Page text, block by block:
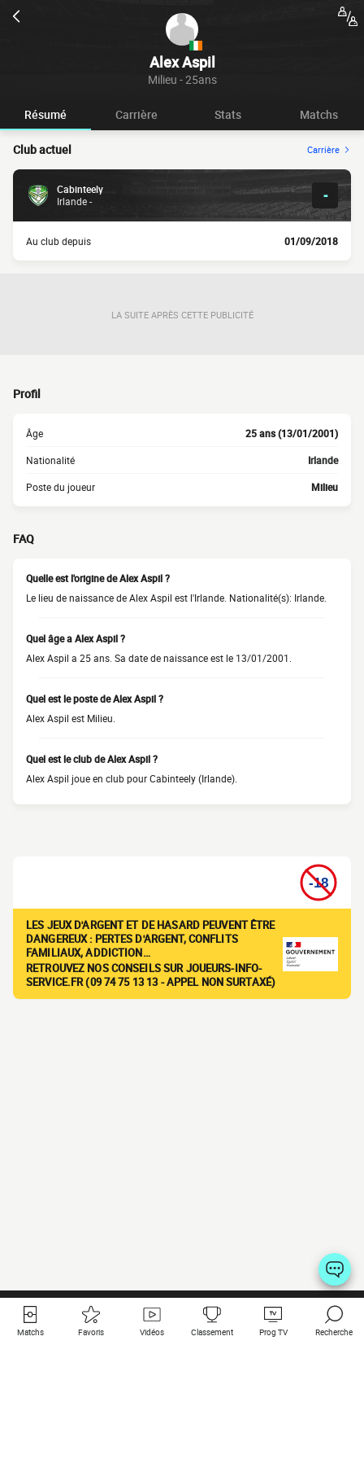
Alex Aspil
Milieu - 25ans
Résumé Carrière Stats Matchs
Club actuel Carrière
Cabinteely
Irlande -
-
Au club depuis 01/09/2018
LA SUITE APRÈS CETTE PUBLICITÉ
Profil
Âge 25 ans (13/01/2001)
Nationalité Irlande
Poste du joueur Milieu
FAQ
Quelle est l'origine de Alex Aspil ?
Le lieu de naissance de Alex Aspil est l'Irlande. Nationalité(s): Irlande.
Quel âge a Alex Aspil ?
Alex Aspil a 25 ans. Sa date de naissance est le 13/01/2001.
Quel est le poste de Alex Aspil ?
Alex Aspil est Milieu.
Quel est le club de Alex Aspil ?
Alex Aspil joue en club pour Cabinteely (Irlande).
LES JEUX D'ARGENT ET DE HASARD PEUVENT ÊTRE
DANGEREUX : PERTES D'ARGENT, CONFLITS
FAMILIAUX, ADDICTION…
RETROUVEZ NOS CONSEILS SUR JOUEURS-INFO-
SERVICE.FR (09 74 75 13 13 - APPEL NON SURTAXÉ)
Matchs Favoris Vidéos Classement Prog TV Recherche